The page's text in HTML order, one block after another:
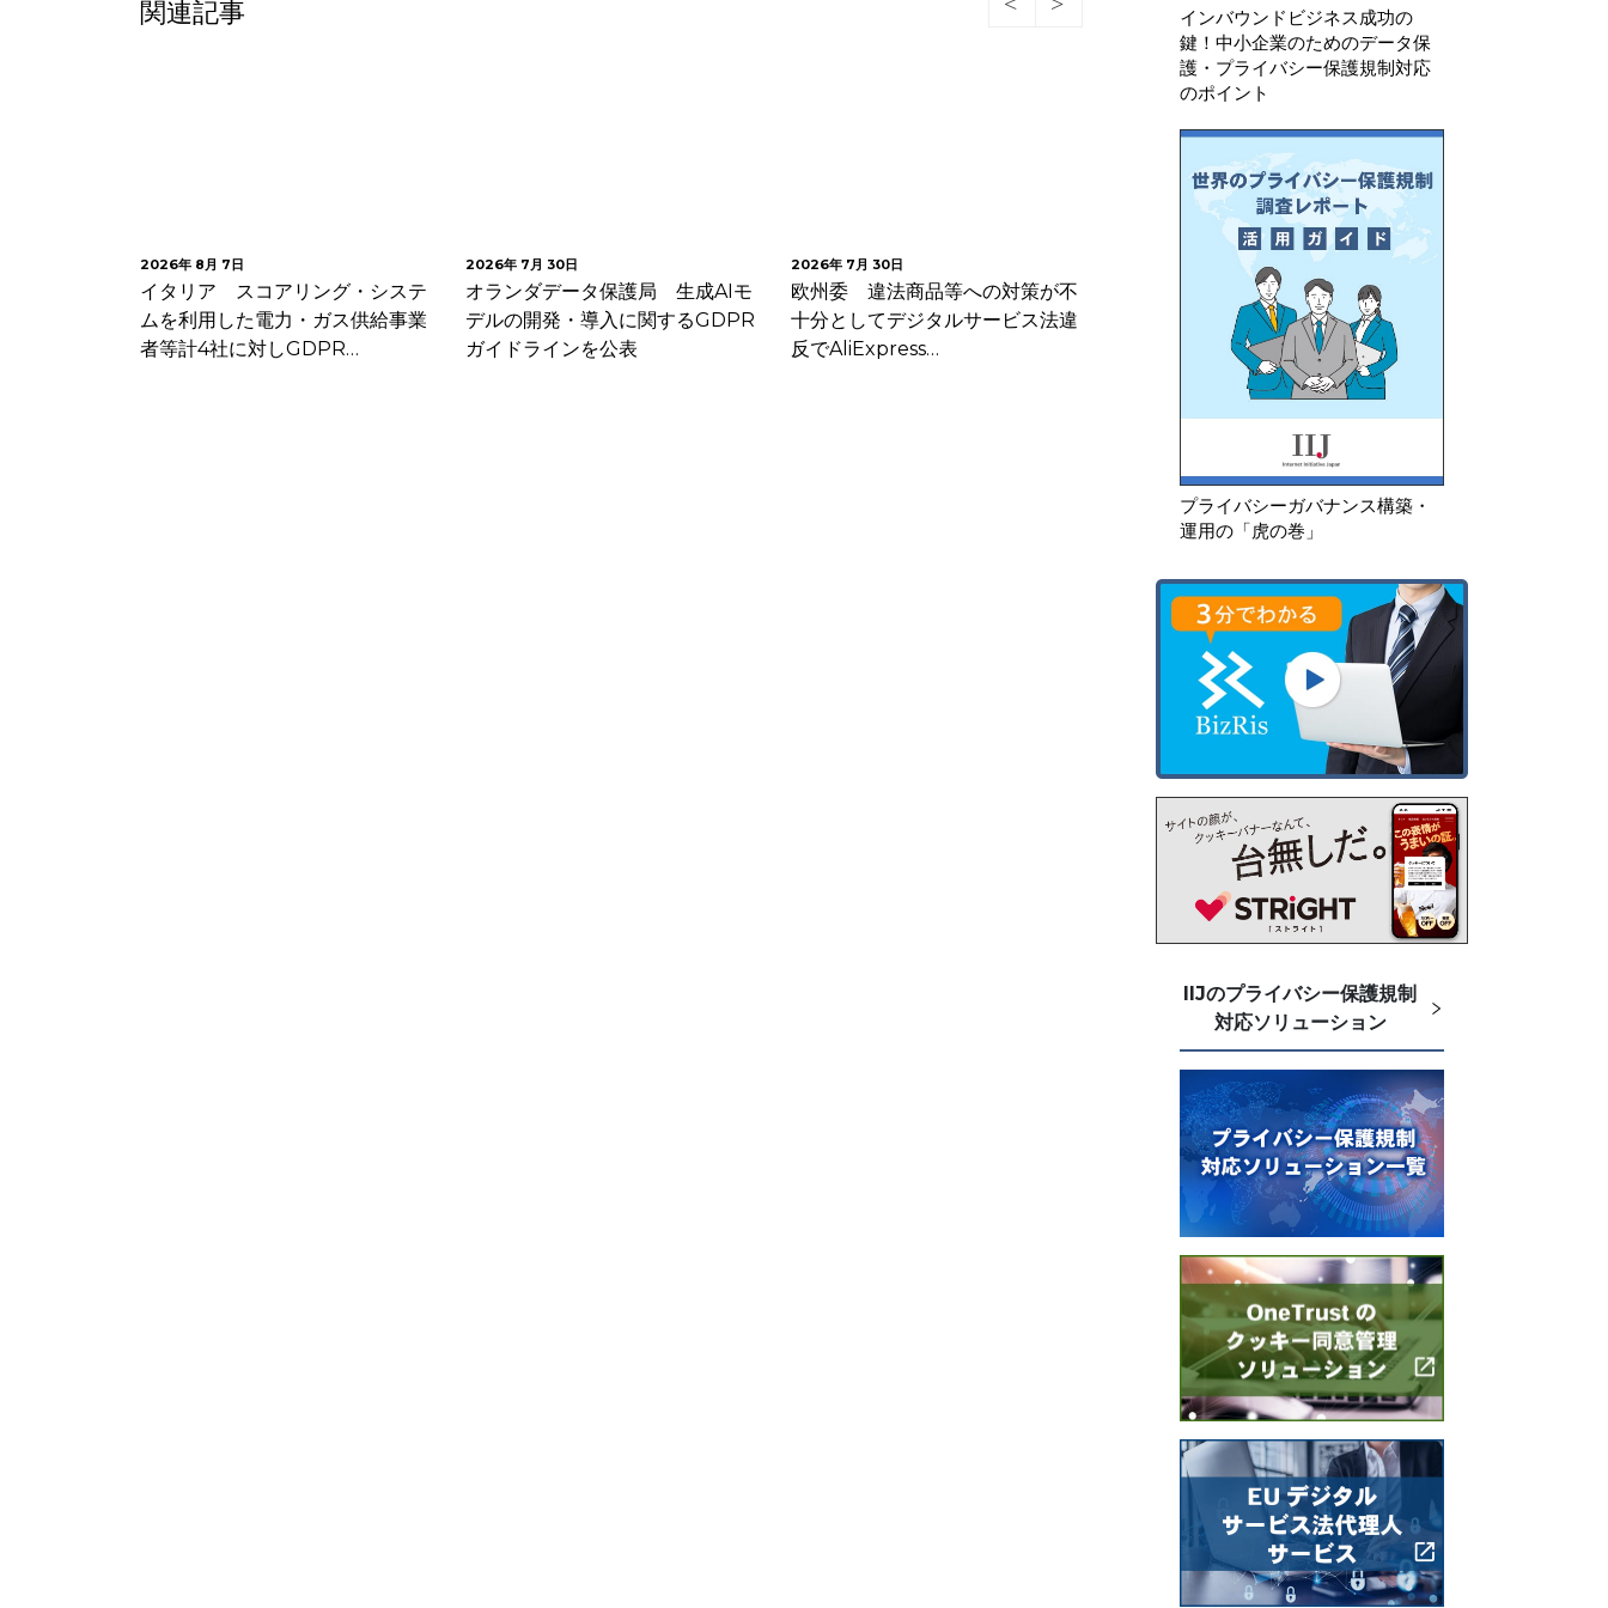
関連記事
2026年 8月 7日
イタリア スコアリング・システ
ムを利用した電力・ガス供給事業
者等計4社に対しGDPR…
2026年 7月 30日
オランダデータ保護局 生成AIモ
デルの開発・導入に関するGDPR
ガイドラインを公表
2026年 7月 30日
欧州委 違法商品等への対策が不
十分としてデジタルサービス法違
反でAliExpress…
イタリア 年齢確認及びAIモデル
事前学習に関する情報提供の不備
等で米国生成AI企業に…
フランスCNIL 電子メー
けるトラッキングピクセル
る指針のQ&…
インバウンドビジネス成功の
鍵！中小企業のためのデータ保
護・プライバシー保護規制対応
のポイント
プライバシーガバナンス構築・
運用の「虎の巻」
IIJのプライバシー保護規制
対応ソリューション